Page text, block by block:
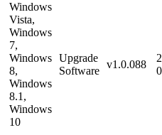
Windows
Vista,
Windows
7,
Windows
8,
Windows
8.1,
Windows
10
Upgrade
Software
v1.0.088